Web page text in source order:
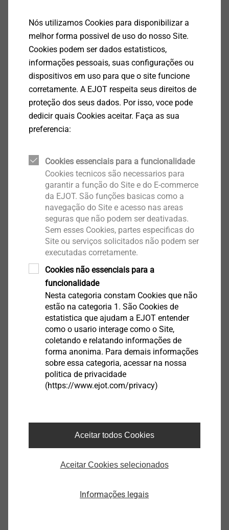
ALtracs®Plus
Exibir produto
EJOT Covers
Exibir produto
Housing
Exibir produto
EJOT ALtracs®
Nós utilizamos Cookies para disponibilizar a
melhor forma possivel de uso do nosso Site.
Cookies podem ser dados estatisticos,
informações pessoais, suas configurações ou
dispositivos em uso para que o site funcione
corretamente. A EJOT respeita seus direitos de
proteção dos seus dados. Por isso, voce pode
dedicir quais Cookies aceitar. Faça as sua
preferencia:
Cookies essenciais para a funcionalidade
Cookies tecnicos são necessarios para
garantir a função do Site e do E-commerce
da EJOT. São funções basicas como a
navegação do Site e acesso nas areas
seguras que não podem ser deativadas.
Sem esses Cookies, partes especificas do
Site ou serviços solicitados não podem ser
executadas corretamente.
Cookies não essenciais para a
funcionalidade
Nesta categoria constam Cookies que não
estão na categoria 1. São Cookies de
estatistica que ajudam a EJOT entender
como o usario interage como o Site,
coletando e relatando informações de
forma anonima. Para demais informações
sobre essa categoria, acessar na nossa
politica de privacidade
(https://www.ejot.com/privacy)
Aceitar todos Cookies
Aceitar Cookies selecionados
Informações legais